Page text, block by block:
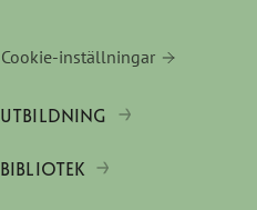
Cookie-inställningar
UTBILDNING
BIBLIOTEK